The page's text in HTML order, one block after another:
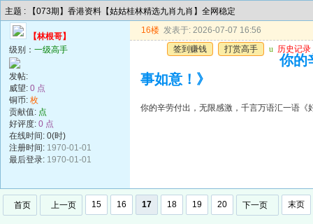
主题 : 【073期】香港资料【姑姑桂林精选九肖九肖】全网稳定
【林根哥】
级别： 一级高手
发帖:
威望: 0 点
铜币: 枚
贡献值: 点
好评度: 0 点
在线时间: 0(时)
注册时间: 1970-01-01
最后登录: 1970-01-01
16楼 发表于: 2026-07-07 16:56
签到赚钱
打赏高手 u 历史记录
你的
事如意！》
你的辛劳付出，无限感激，千言万语汇一语《
首页 上一页 15 16 17 18 19 20 下一页 末页